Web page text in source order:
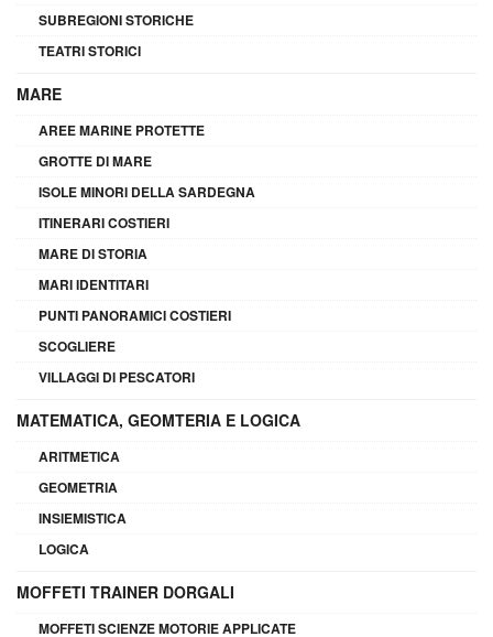
SUBREGIONI STORICHE
TEATRI STORICI
MARE
AREE MARINE PROTETTE
GROTTE DI MARE
ISOLE MINORI DELLA SARDEGNA
ITINERARI COSTIERI
MARE DI STORIA
MARI IDENTITARI
PUNTI PANORAMICI COSTIERI
SCOGLIERE
VILLAGGI DI PESCATORI
MATEMATICA, GEOMTERIA E LOGICA
ARITMETICA
GEOMETRIA
INSIEMISTICA
LOGICA
MOFFETI TRAINER DORGALI
MOFFETI SCIENZE MOTORIE APPLICATE